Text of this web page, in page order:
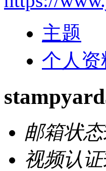
主题
个人资
邮箱状态
视频认证